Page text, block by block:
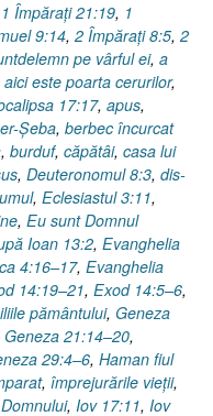
1 Împăraţi 21:19, 1
9:14, 2 Împăraţi 8:5, 2
pe vârful ei, a
aici este poarta cerurilor,
17:17, apus,
Şeba, berbec încurcat
, burduf, căpătâi, casa lui
, Deuteronomul 8:3, dis-
, Eclesiastul 3:11,
, Eu sunt Domnul
Ioan 13:2, Evanghelia
4:16–17, Evanghelia
14:19–21, Exod 14:5–6,
pământului, Geneza
Geneza 21:14–20,
29:4–6, Haman fiul
, împrejurările vieţii,
, Iov 17:11, Iov